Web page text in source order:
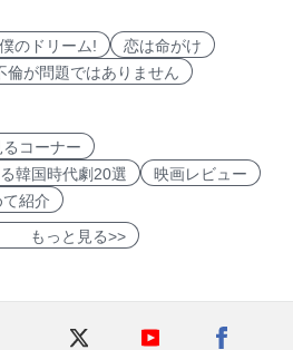
のドリーム!
恋は命がけ
倫が問題ではありません
コーナー
韓国時代劇20選
映画レビュー
紹介
っと見る>>